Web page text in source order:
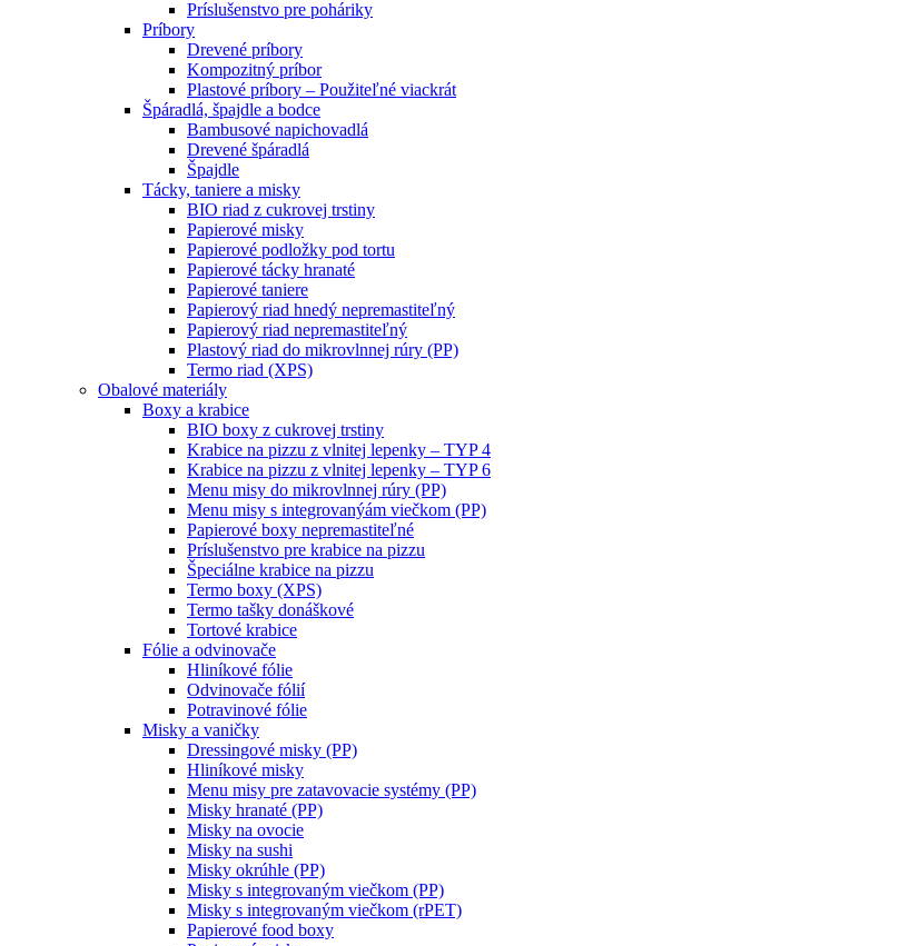
Príslušenstvo pre poháriky
Príbory
Drevené príbory
Kompozitný príbor
Plastové príbory – Použiteľné viackrát
Špáradlá, špajdle a bodce
Bambusové napichovadlá
Drevené špáradlá
Špajdle
Tácky, taniere a misky
BIO riad z cukrovej trstiny
Papierové misky
Papierové podložky pod tortu
Papierové tácky hranaté
Papierové taniere
Papierový riad hnedý nepremastiteľný
Papierový riad nepremastiteľný
Plastový riad do mikrovlnnej rúry (PP)
Termo riad (XPS)
Obalové materiály
Boxy a krabice
BIO boxy z cukrovej trstiny
Krabice na pizzu z vlnitej lepenky – TYP 4
Krabice na pizzu z vlnitej lepenky – TYP 6
Menu misy do mikrovlnnej rúry (PP)
Menu misy s integrovanýám viečkom (PP)
Papierové boxy nepremastiteľné
Príslušenstvo pre krabice na pizzu
Špeciálne krabice na pizzu
Termo boxy (XPS)
Termo tašky donáškové
Tortové krabice
Fólie a odvinovače
Hliníkové fólie
Odvinovače fólií
Potravinové fólie
Misky a vaničky
Dressingové misky (PP)
Hliníkové misky
Menu misy pre zatavovacie systémy (PP)
Misky hranaté (PP)
Misky na ovocie
Misky na sushi
Misky okrúhle (PP)
Misky s integrovaným viečkom (PP)
Misky s integrovaným viečkom (rPET)
Papierové food boxy